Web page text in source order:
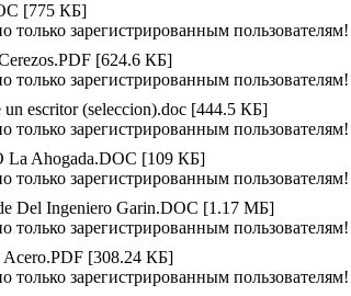
[775 КБ]
только зарегистрированным пользователям!
[624.6 КБ]
только зарегистрированным пользователям!
escritor (seleccion).doc [444.5 КБ]
только зарегистрированным пользователям!
La Ahogada.DOC [109 КБ]
только зарегистрированным пользователям!
Del Ingeniero Garin.DOC [1.17 МБ]
только зарегистрированным пользователям!
[308.24 КБ]
только зарегистрированным пользователям!